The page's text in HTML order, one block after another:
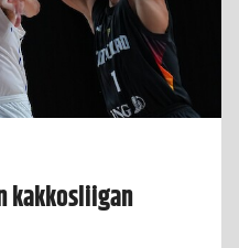
kakkosliigan